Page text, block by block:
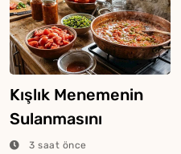
Kışlık Menemenin
Sulanmasını
Engelleyecek 5 Şey
3 saat önce